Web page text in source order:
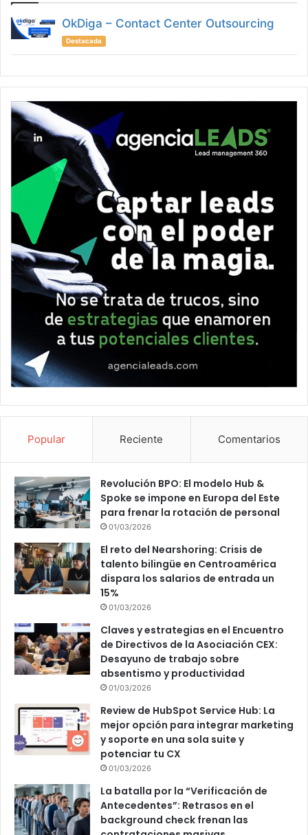
OkDiga – Contact Center Outsourcing
Destacada
Popular Reciente Comentarios
Revolución BPO: El modelo Hub &
Spoke se impone en Europa del Este
para frenar la rotación de personal
01/03/2026
El reto del Nearshoring: Crisis de
talento bilingüe en Centroamérica
dispara los salarios de entrada un
15%
01/03/2026
Claves y estrategias en el Encuentro
de Directivos de la Asociación CEX:
Desayuno de trabajo sobre
absentismo y productividad
01/03/2026
Review de HubSpot Service Hub: La
mejor opción para integrar marketing
y soporte en una sola suite y
potenciar tu CX
01/03/2026
La batalla por la “Verificación de
Antecedentes”: Retrasos en el
background check frenan las